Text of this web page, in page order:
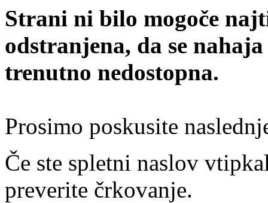
Strani ni bilo mogoče
odstranjena, da se
trenutno nedostopna.
Prosimo poskusite
Če ste spletni naslov
preverite črkovanje.